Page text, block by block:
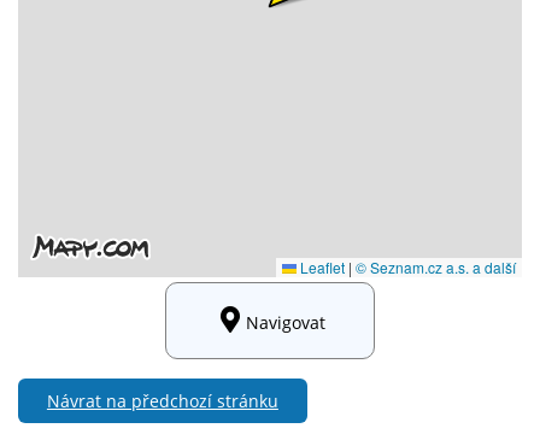
Navigovat
Návrat na předchozí stránku